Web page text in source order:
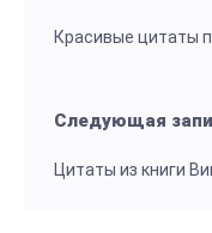
Красивые цитаты
Следующая
Цитаты из книги